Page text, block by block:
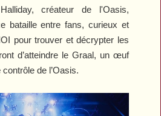
créateur de l'Oasis,
bataille entre fans, curieux et
pour trouver et décrypter les
d’atteindre le Graal, un œuf
de l’Oasis.